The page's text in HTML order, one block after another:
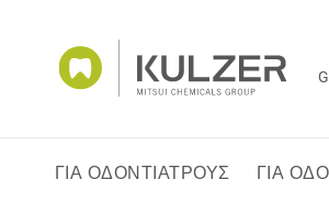
ΓΙΑ ΟΔΟΝΤΙΑΤΡΟΥΣ ΓΙΑ